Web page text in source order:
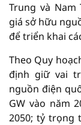
Trung và Nam
giá sở hữu
để triển khai
Theo Quy
định giữ vai
nguồn điện
GW vào năm
2050; tỷ trọng